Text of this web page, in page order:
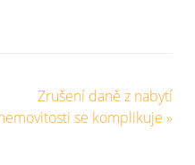
Zrušení daně z nabytí
se komplikuje »